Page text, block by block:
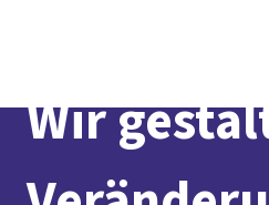
Wir